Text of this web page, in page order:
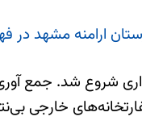
ارامنه مشهد در
شروع شد. جمع
خارجی